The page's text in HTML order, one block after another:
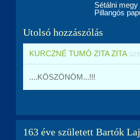
Sétálni
Pillangós
Utolsó hozzászólás
KURCZNÉ TUMÓ ZITA ZITA
....KÖSZÖNÖM...!!!
163 éve született Bartók